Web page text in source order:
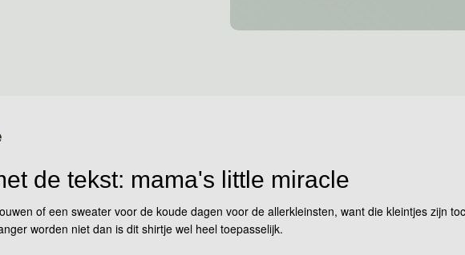
de tekst: mama's little miracle
of een sweater voor de koude dagen voor de allerkleinsten, want die kleintjes zijn
worden niet dan is dit shirtje wel heel toepasselijk.